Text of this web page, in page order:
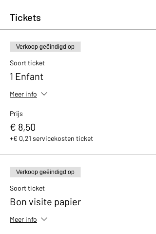
Tickets
Verkoop geëindigd op
Soort ticket
1 Enfant
Meer info
Prijs
€ 8,50
+€ 0,21 servicekosten ticket
Verkoop geëindigd op
Soort ticket
Bon visite papier
Meer info